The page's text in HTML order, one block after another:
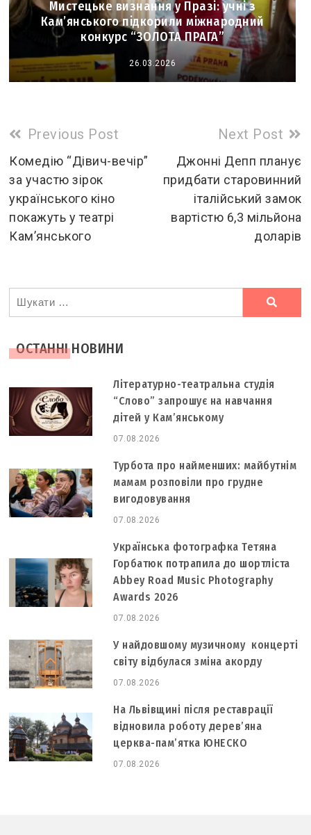
Мистецьке визнання у Празі: учні з
Кам’янського підкорили міжнародний
конкурс “ЗОЛОТА ПРАГА”
26.03.2026
Read
more
articles
Previous Post
Комедію “Дівич-вечір”
за участю зірок
українського кіно
покажуть у театрі
Кам’янського
Next Post
Джонні Депп планує
придбати старовинний
італійський замок
вартістю 6,3 мільйона
доларів
Ви
шукали
ОСТАННІ НОВИНИ
Літературно-театральна студія
“Слово” запрошує на навчання
дітей у Кам’янському
07.08.2026
Турбота про найменших: майбутнім
мамам розповіли про грудне
вигодовування
07.08.2026
Українська фотографка Тетяна
Горбатюк потрапила до шортліста
Abbey Road Music Photography
Awards 2026
07.08.2026
У найдовшому музичному концерті
світу відбулася зміна акорду
07.08.2026
На Львівщині після реставрації
відновила роботу дерев’яна
церква-пам’ятка ЮНЕСКО
07.08.2026